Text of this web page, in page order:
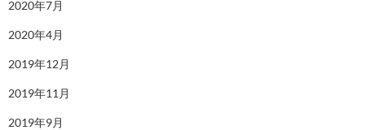
2020年7月
2020年4月
2019年12月
2019年11月
2019年9月